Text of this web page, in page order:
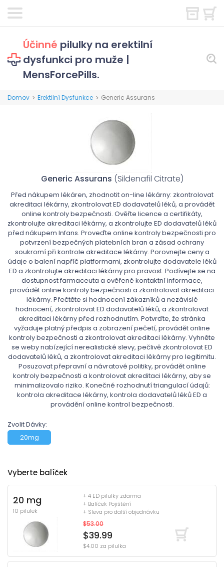
Účinné pilulky na erektilní
dysfunkci pro muže |
MensForcePills.
Domov > Erektilní Dysfunkce > Generic Assurans
Generic Assurans (Sildenafil Citrate)
Před nákupem lékáren, zhodnotit on-line lékárny: zkontrolovat
akreditaci lékárny, zkontrolovat ED dodavatelů léků, a provádět
online kontroly bezpečnosti. Ověřte licence a certifikáty,
zkontrolujte akreditaci lékárny, a zkontrolujte ED dodavatelů léků
před nákupem Infans. Proveďte online kontroly bezpečnosti pro
potvrzení bezpečných platebních bran a zásad ochrany
soukromí při kontrole akreditace lékárny. Porovnejte ceny a
údaje o balení napříč platformami, zkontrolujte dodavatele léků
ED a zkontrolujte akreditaci lékárny pro pravost. Podívejte se na
dostupnost farmaceuta a ověřené kontaktní informace,
provádět online kontroly bezpečnosti a zkontrolovat akreditaci
lékárny. Přečtěte si hodnocení zákazníků a nezávislé
hodnocení, zkontrolovat ED dodavatelů léků, a zkontrolovat
akreditaci lékárny před rozhodnutím. Potvrďte, že stránka
vyžaduje platný předpis a zobrazení pečetí, provádět online
kontroly bezpečnosti a zkontrolovat akreditaci lékárny. Vyhněte
se weby nabízející nerealistické slevy, pečlivě zkontrolovat ED
dodavatelů léků, a zkontrolovat akreditaci lékárny pro legitimitu.
Posuzovat přepravní a návratové politiky, provádět online
kontroly bezpečnosti a kontrolovat akreditaci lékárny, aby se
minimalizovalo riziko. Konečné rozhodnutí triangulací údajů:
kontrola akreditace lékárny, kontrola dodavatelů léků ED a
provádění online kontrol bezpečnosti.
Zvolit Dávky:
20mg
Vyberte balíček
20 mg
10 pilulek
+ 4 ED pilulky zdarma
+ Balíček Pojištění
+ Sleva pro další objednávku
$53.00
$39.99
$4.00 za pilulka